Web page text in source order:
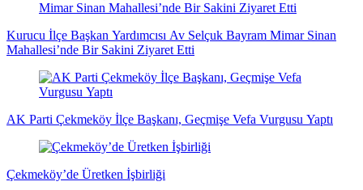
Kurucu İlçe Başkan Yardımcısı Av Selçuk Bayram Mimar Sinan
Mahallesi’nde Bir Sakini Ziyaret Etti
AK Parti Çekmeköy İlçe Başkanı, Geçmişe Vefa Vurgusu Yaptı
Çekmeköy’de Üretken İşbirliği